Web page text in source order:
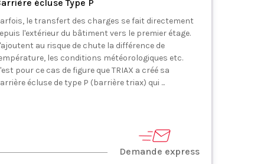
écluse Type P
le transfert des charges se fait directement
l'extérieur du bâtiment vers le premier étage.
au risque de chute la différence de
les conditions météorologiques etc.
pour ce cas de figure que TRIAX a créé sa
écluse de type P (barrière triax) qui ...
Demande express